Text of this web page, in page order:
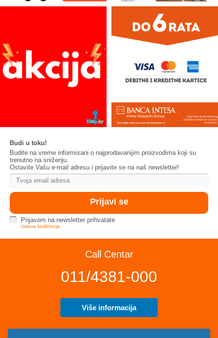
Budi u toku!
Budite na vreme informisani o najprodavanijim proizvodima koji su
trenutno na sniženju.
Ostavite Vašu e-mail adresu i prijavite se na naš newsletter!
Prijavom na newsletter prihvatate
Uslove korišćenja
Call Centar
011/4381-000
Više informacija